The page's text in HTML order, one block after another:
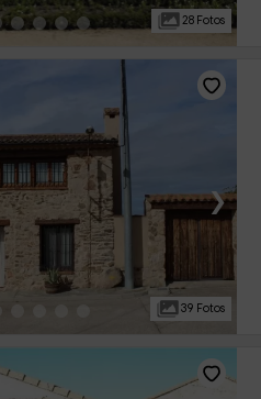
28 Fotos
›
39 Fotos